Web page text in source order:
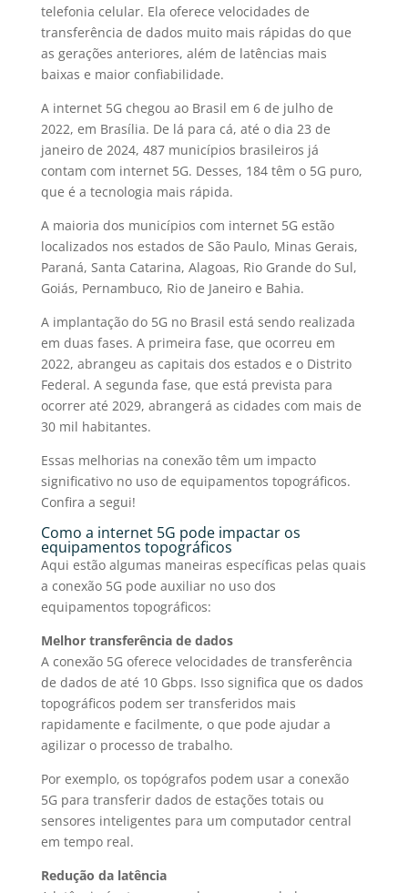
telefonia celular. Ela oferece velocidades de
transferência de dados muito mais rápidas do que
as gerações anteriores, além de latências mais
baixas e maior confiabilidade.
A internet 5G chegou ao Brasil em 6 de julho de
2022, em Brasília. De lá para cá, até o dia 23 de
janeiro de 2024, 487 municípios brasileiros já
contam com internet 5G. Desses, 184 têm o 5G puro,
que é a tecnologia mais rápida.
A maioria dos municípios com internet 5G estão
localizados nos estados de São Paulo, Minas Gerais,
Paraná, Santa Catarina, Alagoas, Rio Grande do Sul,
Goiás, Pernambuco, Rio de Janeiro e Bahia.
A implantação do 5G no Brasil está sendo realizada
em duas fases. A primeira fase, que ocorreu em
2022, abrangeu as capitais dos estados e o Distrito
Federal. A segunda fase, que está prevista para
ocorrer até 2029, abrangerá as cidades com mais de
30 mil habitantes.
Essas melhorias na conexão têm um impacto
significativo no uso de equipamentos topográficos.
Confira a segui!
Como a internet 5G pode impactar os
equipamentos topográficos
Aqui estão algumas maneiras específicas pelas quais
a conexão 5G pode auxiliar no uso dos
equipamentos topográficos:
Melhor transferência de dados
A conexão 5G oferece velocidades de transferência
de dados de até 10 Gbps. Isso significa que os dados
topográficos podem ser transferidos mais
rapidamente e facilmente, o que pode ajudar a
agilizar o processo de trabalho.
Por exemplo, os topógrafos podem usar a conexão
5G para transferir dados de estações totais ou
sensores inteligentes para um computador central
em tempo real.
Redução da latência